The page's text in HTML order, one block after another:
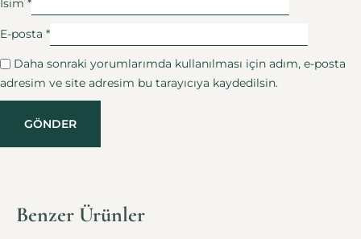
İsim *
E-posta *
Daha sonraki yorumlarımda kullanılması için adım, e-posta
adresim ve site adresim bu tarayıcıya kaydedilsin.
Benzer Ürünler